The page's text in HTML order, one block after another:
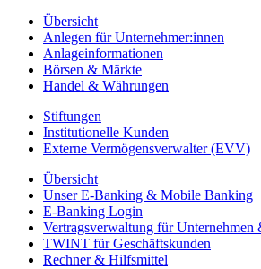
Übersicht
Anlegen für Unternehmer:innen
Anlageinformationen
Börsen & Märkte
Handel & Währungen
Stiftungen
Institutionelle Kunden
Externe Vermögensverwalter (EVV)
Übersicht
Unser E-Banking & Mobile Banking
E-Banking Login
Vertragsverwaltung für Unternehmen
TWINT für Geschäftskunden
Rechner & Hilfsmittel